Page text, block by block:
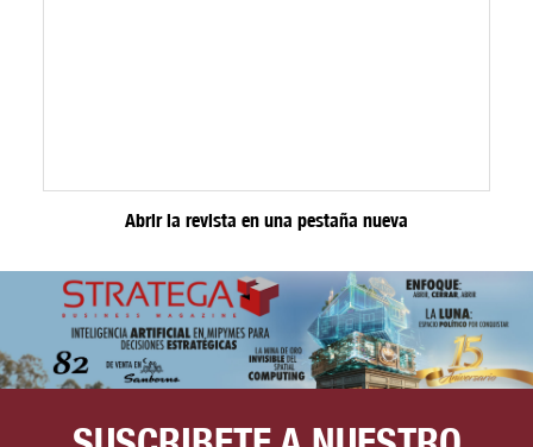
Abrir la revista en una pestaña nueva